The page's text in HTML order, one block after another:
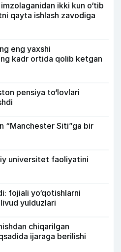
ikki kun o‘tib
qayta ishlash zavodiga
eng yaxshi
kadr ortida qolib ketgan
pensiya to‘lovlari
“Manchester Siti”ga bir
universitet faoliyatini
fojiali yo‘qotishlarni
yulduzlari
chiqarilgan
ijaraga berilishi